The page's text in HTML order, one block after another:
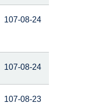
107-08-24
107-08-24
107-08-23